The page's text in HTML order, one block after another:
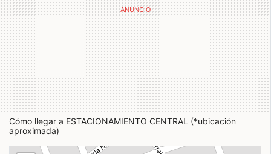
Cómo llegar a ESTACIONAMIENTO CENTRAL (*ubicación
aproximada)